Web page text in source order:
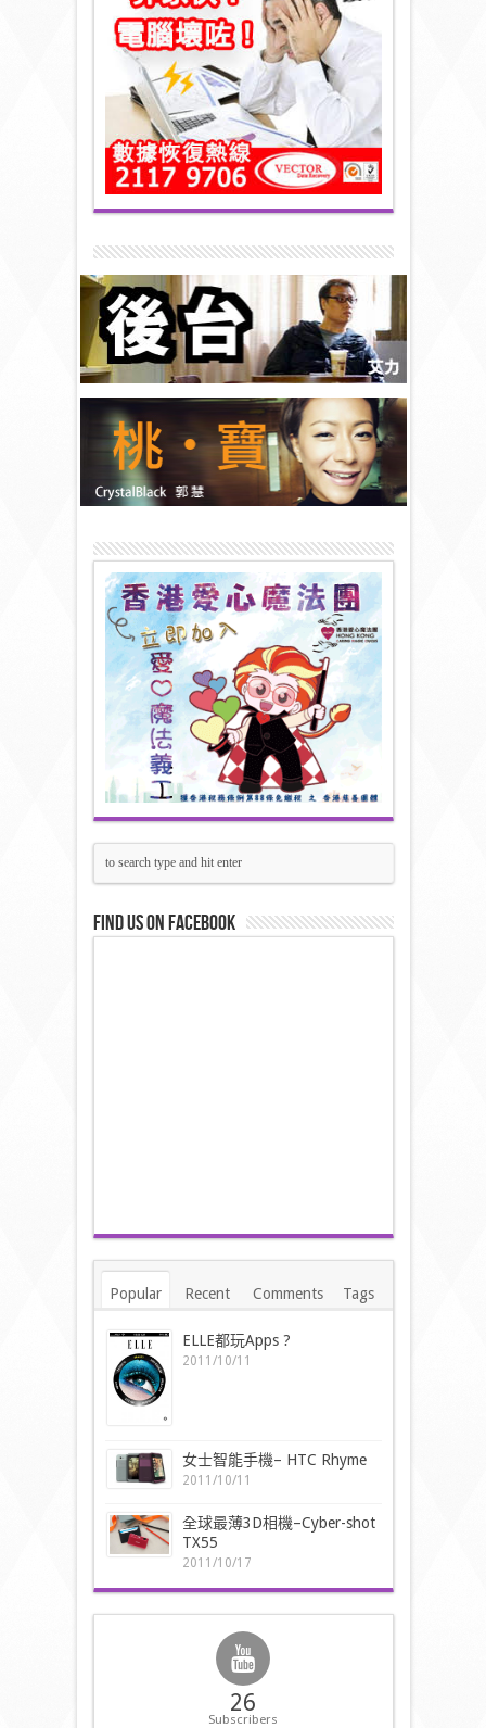
Find us on Facebook
Popular Recent Comments Tags
ELLE都玩Apps ?
2011/10/11
女士智能手機– HTC Rhyme
2011/10/11
全球最薄3D相機–Cyber-shot
TX55
2011/10/17
26
Subscribers